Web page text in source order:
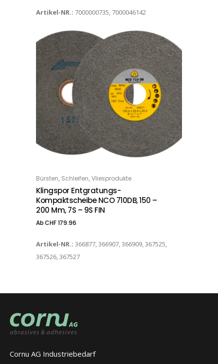
Artikel-NR.: 7000000735, 7000046142
OPTIONS
Bürsten, Schleifen,Vliesprodukte
Klingspor Entgratungs-
Kompaktscheibe NCO 710DB, 150 –
200 Mm, 7S – 9S FIN
AbCHF179.96
Artikel-NR.: 366877, 366907, 366909, 367525,
367526, 367527
Cornu AG Industriebedarf